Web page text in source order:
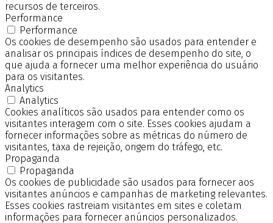
recursos de terceiros.
Performance
Performance
Os cookies de desempenho são usados para entender e
analisar os principais índices de desempenho do site, o
que ajuda a fornecer uma melhor experiência do usuário
para os visitantes.
Analytics
Analytics
Cookies analíticos são usados para entender como os
visitantes interagem com o site. Esses cookies ajudam a
fornecer informações sobre as métricas do número de
visitantes, taxa de rejeição, origem do tráfego, etc.
Propaganda
Propaganda
Os cookies de publicidade são usados para fornecer aos
visitantes anúncios e campanhas de marketing relevantes.
Esses cookies rastreiam visitantes em sites e coletam
informações para fornecer anúncios personalizados.